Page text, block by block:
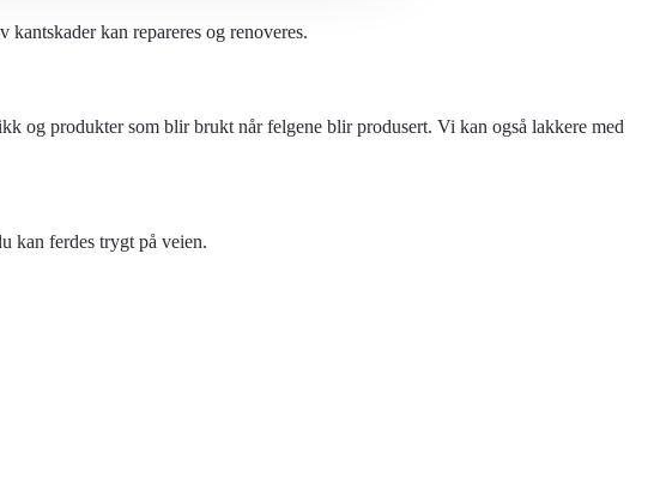
kan repareres og renoveres.
og produkter som blir brukt når felgene blir produsert. Vi kan også lakkere med
kan ferdes trygt på veien.